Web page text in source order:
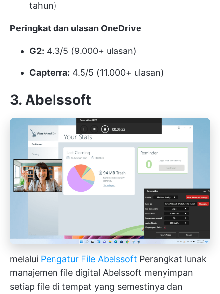
tahun)
Peringkat dan ulasan OneDrive
G2: 4.3/5 (9.000+ ulasan)
Capterra: 4.5/5 (11.000+ ulasan)
3. Abelssoft
melalui Pengatur File Abelssoft Perangkat lunak
manajemen file digital Abelssoft menyimpan
setiap file di tempat yang semestinya dan